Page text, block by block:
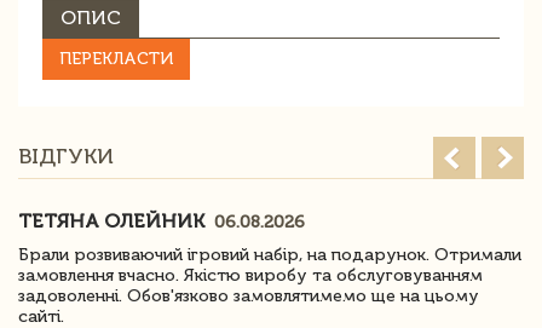
ОПИС
ПЕРЕКЛАСТИ
ВІДГУКИ
ТЕТЯНА ОЛЕЙНИК 06.08.2026
Брали розвиваючий ігровий набір, на подарунок. Отримали
замовлення вчасно. Якістю виробу та обслуговуванням
задоволенні. Обов'язково замовлятимемо ще на цьому
сайті.